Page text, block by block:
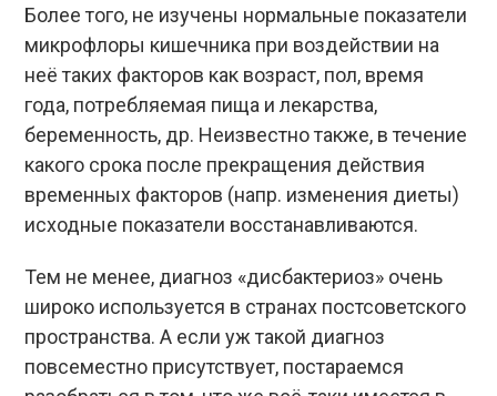
Более того, не изучены нормальные показатели
микрофлоры кишечника при воздействии на
неё таких факторов как возраст, пол, время
года, потребляемая пища и лекарства,
беременность, др. Неизвестно также, в течение
какого срока после прекращения действия
временных факторов (напр. изменения диеты)
исходные показатели восстанавливаются.
Тем не менее, диагноз «дисбактериоз» очень
широко используется в странах постсоветского
пространства. А если уж такой диагноз
повсеместно присутствует, постараемся